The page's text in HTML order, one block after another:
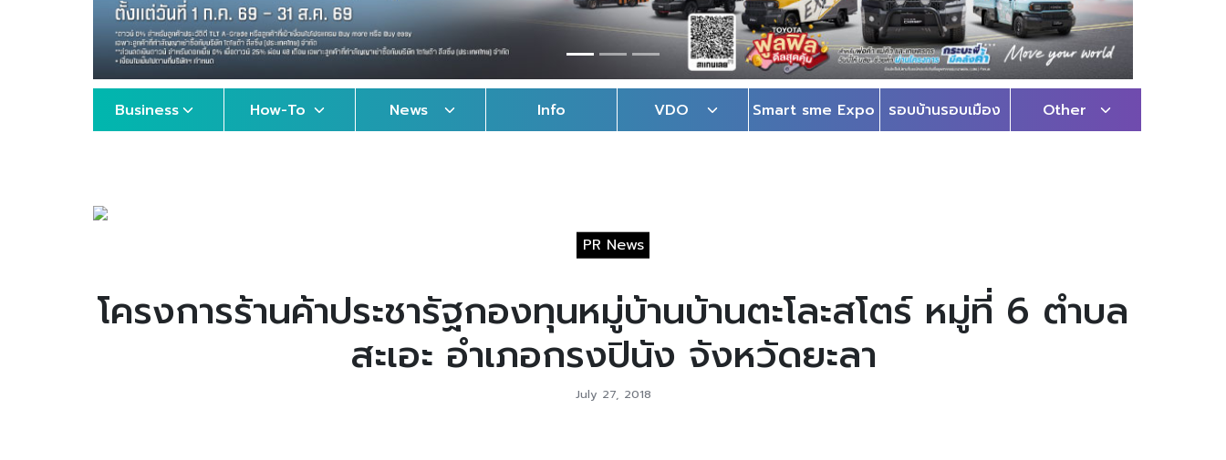
Business How-To News Info VDO Smart sme Expo รอบบ้านรอบเมือง Other
PR News
โครงการร้านค้าประชารัฐกองทุนหมู่บ้านบ้านตะโละสโตร์ หมู่ที่ 6 ตำบล
สะเอะ อำเภอกรงปินัง จังหวัดยะลา
July 27, 2018